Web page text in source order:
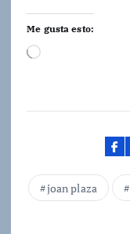
Me gusta esto:
C
a
.
. joan plaza